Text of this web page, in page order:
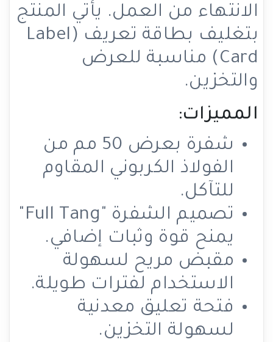
الانتهاء من العمل. يأتي المنتج
بتغليف بطاقة تعريف (Label
Card) مناسبة للعرض
والتخزين.
المميزات:
شفرة بعرض 50 مم من
الفولاذ الكربوني المقاوم
للتآكل.
تصميم الشفرة "Full Tang"
يمنح قوة وثبات إضافي.
مقبض مريح لسهولة
الاستخدام لفترات طويلة.
فتحة تعليق معدنية
لسهولة التخزين.